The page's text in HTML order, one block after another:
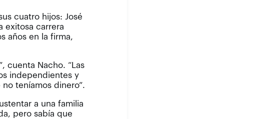
cuatro hijos: José
exitosa carrera
años en la firma,
cuenta Nacho. “Las
independientes y
teníamos dinero”.
a una familia
pero sabía que